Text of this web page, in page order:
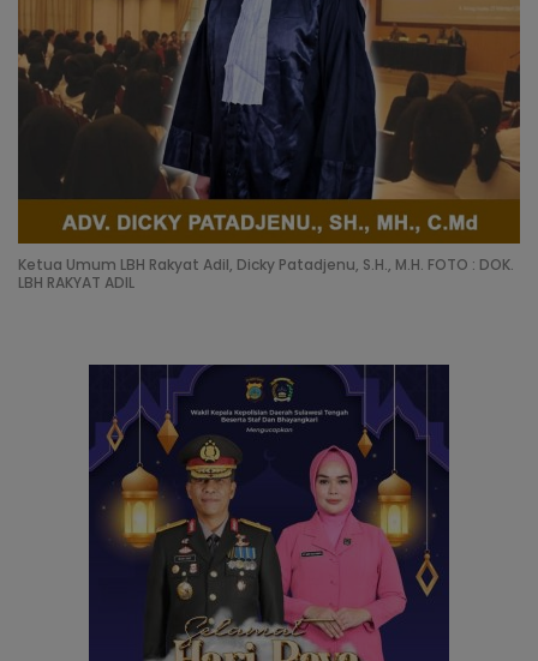
Ketua Umum LBH Rakyat Adil, Dicky Patadjenu, S.H., M.H. FOTO : DOK.
LBH RAKYAT ADIL